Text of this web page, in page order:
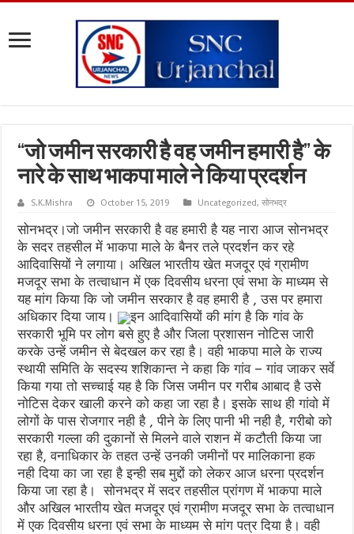
“जो जमीन सरकारी है वह जमीन हमारी है” के
नारे के साथ भाकपा माले ने किया प्रदर्शन
S.K.Mishra October 15, 2019 Uncategorized,सोनभद्र
सोनभद्र।जो जमीन सरकारी है वह हमारी है यह नारा आज सोनभद्र
के सदर तहसील में भाकपा माले के बैनर तले प्रदर्शन कर रहे
आदिवासियों ने लगाया। अखिल भारतीय खेत मजदूर एवं ग्रामीण
मजदूर सभा के तत्वाधान में एक दिवसीय धरना एवं सभा के माध्यम से
यह मांग किया कि जो जमीन सरकार है वह हमारी है , उस पर हमारा
अधिकार दिया जाय।
इन आदिवासियों की मांग है कि गांव के
सरकारी भूमि पर लोग बसे हुए है और जिला प्रशासन नोटिस जारी
करके उन्हें जमीन से बेदखल कर रहा है। वही भाकपा माले के राज्य
स्थायी समिति के सदस्य शशिकान्त ने कहा कि गांव – गांव जाकर सर्वे
किया गया तो सच्चाई यह है कि जिस जमीन पर गरीब आबाद है उसे
नोटिस देकर खाली करने को कहा जा रहा है। इसके साथ ही गांवो में
लोगों के पास रोजगार नही है , पीने के लिए पानी भी नही है, गरीबो को
सरकारी गल्ला की दुकानों से मिलने वाले राशन में कटौती किया जा
रहा है, वनाधिकार के तहत उन्हें उनकी जमीनों पर मालिकाना हक
नही दिया का जा रहा है इन्ही सब मुद्दों को लेकर आज धरना प्रदर्शन
किया जा रहा है। सोनभद्र में सदर तहसील प्रांगण में भाकपा माले
और अखिल भारतीय खेत मजदूर एवं ग्रामीण मजदूर सभा के तत्वाधान
में एक दिवसीय धरना एवं सभा के माध्यम से मांग पत्र दिया है। वही